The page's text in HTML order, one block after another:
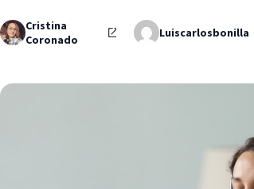
Cristina
Coronado
Luiscarlosbonilla